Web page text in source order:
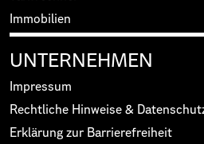
Immobilien
UNTERNEHMEN
Impressum
Rechtliche Hinweise &
Erklärung zur Barrierefreiheit